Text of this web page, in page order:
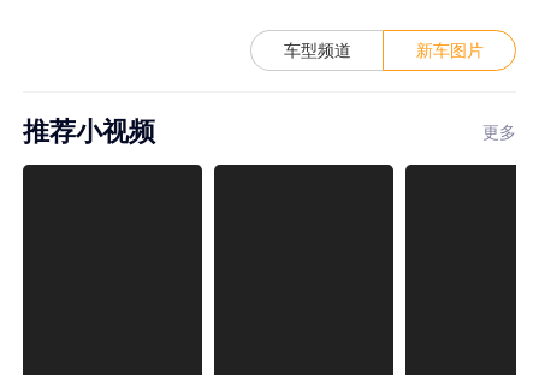
车型频道 新车图片
推荐小视频 更多